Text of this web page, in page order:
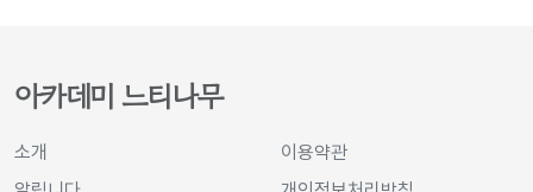
아카데미 느티나무
소개
이용약관